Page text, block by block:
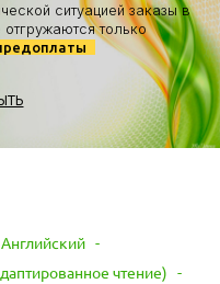
ситуацией заказы в
только
Английский -
чтение) -